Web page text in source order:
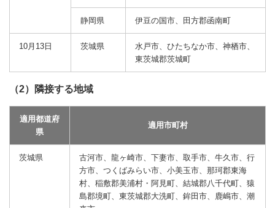
静岡県 伊豆の国市、田方郡函南町
10月13日 茨城県
水戸市、ひたちなか市、神栖市、
東茨城郡茨城町
（2）隣接する地域
適用都道府
県
適用市町村
茨城県
古河市、龍ヶ崎市、下妻市、取手市、牛久市、行
方市、つくばみらい市、小美玉市、那珂郡東海
村、稲敷郡美浦村・阿見町、結城郡八千代町、猿
島郡境町、東茨城郡大洗町、鉾田市、鹿嶋市、潮